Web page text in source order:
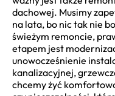
dachowej. Musimy
na lata, bo nic tak nie
świeżym remoncie,
etapem jest
unowocześnienie
kanalizacyjnej,
chcemy żyć